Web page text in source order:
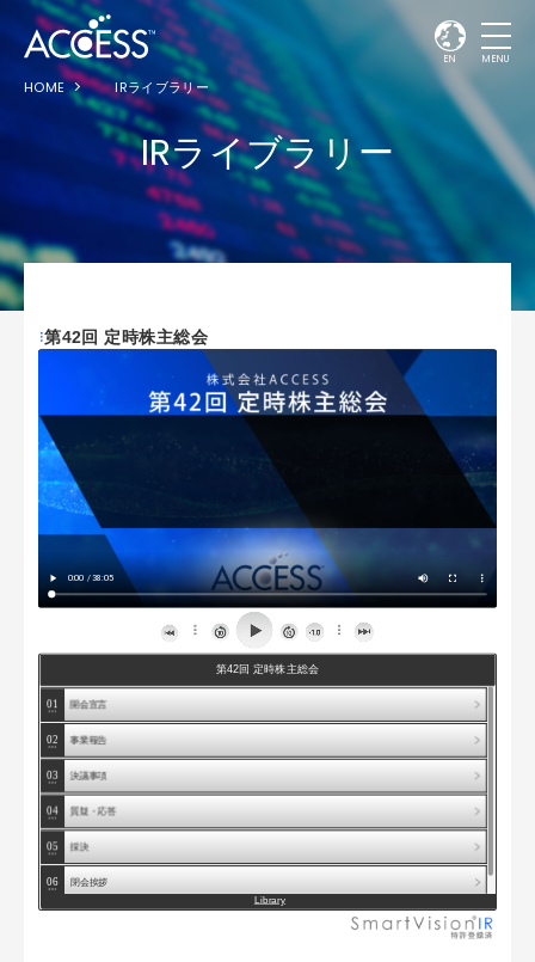
EN MENU
HOME IRライブラリー
IRライブラリー
第42回 定時株主総会
ARCHIVE
第42回 定時株主総会
第41回 定時株主総会
第40回 定時株主総会
第39回 定時株主総会
第38回 定時株主総会
第37回 定時株主総会
第36回 定時株主総会
第42回 定時株主総会
01 開会宣言
02 事業報告
03 決議事項
04 質疑・応答
05 採決
06
閉会挨拶
Library